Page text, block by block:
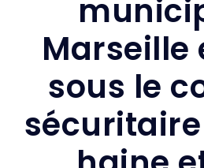
Marseille
sous le